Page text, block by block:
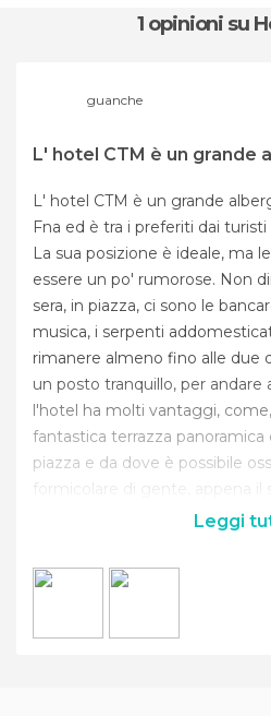
1 opinioni su
guanche
L' hotel CTM è un grande
L' hotel CTM è un grande
Fna ed è tra i preferiti dai
La sua posizione è ideale, ma
essere un po' rumorose. Non
sera, in piazza, ci sono le
musica, i serpenti
rimanere almeno fino alle due
un posto tranquillo, per andare
l'hotel ha molti vantaggi,
fantastica terrazza panoramica
piazza e da dove è possibile
formicolare di gente, appena il
Leggi